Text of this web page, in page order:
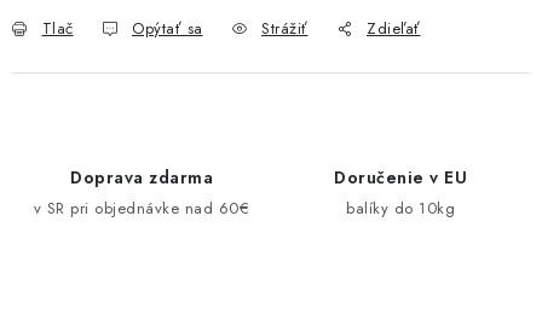
Tlač Opýtať sa Strážiť Zdieľať
Doprava zdarma
v SR pri objednávke nad 60€
Doručenie v EU
balíky do 10kg